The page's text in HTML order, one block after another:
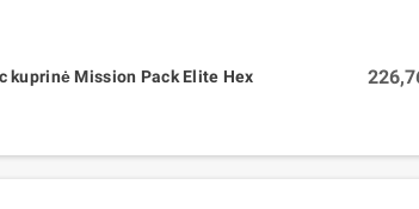
kuprinė Mission Pack Elite Hex